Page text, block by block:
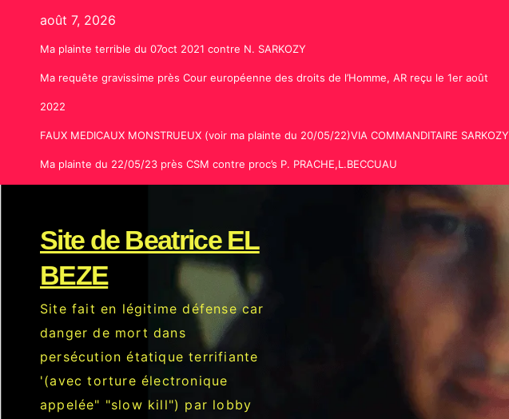
août 7, 2026
Ma plainte terrible du 07oct 2021 contre N. SARKOZY
Ma requête gravissime près Cour européenne des droits de l’Homme, AR reçu le 1er août
2022
FAUX MEDICAUX MONSTRUEUX (voir ma plainte du 20/05/22)VIA COMMANDITAIRE SARKOZY
Ma plainte du 22/05/23 près CSM contre proc’s P. PRACHE,L.BECCUAU
Site de Beatrice EL
BEZE
Site fait en légitime défense car
danger de mort dans
persécution étatique terrifiante
'(avec torture électronique
appelée" "slow kill") par lobby